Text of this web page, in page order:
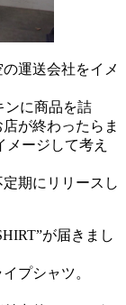
の運送会社をイメ
ンに商品を詰
が終わったらま
ージして考え
期にリリースし
が届きまし
プシャツ。